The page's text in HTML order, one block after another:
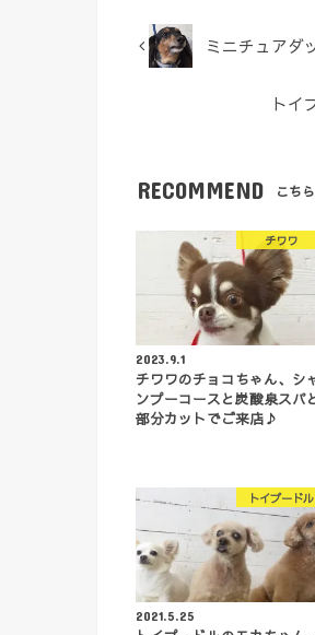
ミニチュアダ
トイ
RECOMMEND こち
チワワ
2023.9.1
チワワのチョコちゃん、シ
ンプーコースと炭酸泉スパ
部分カットでご来店♪
トイプードル
2021.5.25